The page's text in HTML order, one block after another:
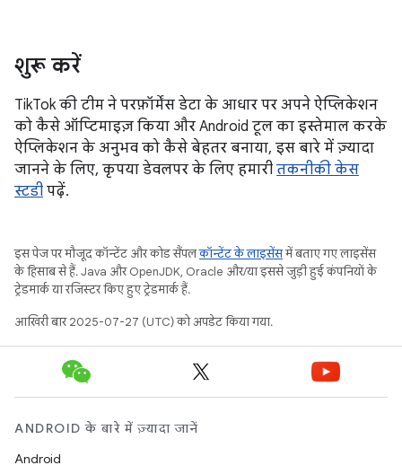
शुरू करें
TikTok की टीम ने परफ़ॉर्मेंस डेटा के आधार पर अपने ऐप्लिकेशन
को कैसे ऑप्टिमाइज़ किया और Android टूल का इस्तेमाल करके
ऐप्लिकेशन के अनुभव को कैसे बेहतर बनाया, इस बारे में ज़्यादा
जानने के लिए, कृपया डेवलपर के लिए हमारी तकनीकी केस
स्टडी पढ़ें.
इस पेज पर मौजूद कॉन्टेंट और कोड सैंपलकॉन्टेंट के लाइसेंसमें बताए गए लाइसेंस
के हिसाब से हैं. Java और OpenJDK, Oracle और/या इससे जुड़ी हुई कंपनियों के
ट्रेडमार्क या रजिस्टर किए हुए ट्रेडमार्क हैं.
आखिरी बार 2025-07-27 (UTC) को अपडेट किया गया.
ANDROID के बारे में ज़्यादा जानें
Android